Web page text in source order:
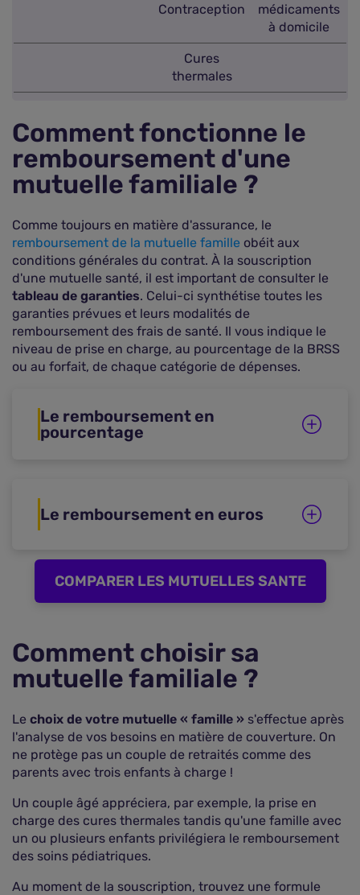
Contraception
médicaments
à domicile
Cures
thermales
Comment fonctionne le
remboursement d'une
mutuelle familiale ?
Comme toujours en matière d'assurance, le
remboursement de la mutuelle famille obéit aux
conditions générales du contrat. À la souscription
d'une mutuelle santé, il est important de consulter le
tableau de garanties. Celui-ci synthétise toutes les
garanties prévues et leurs modalités de
remboursement des frais de santé. Il vous indique le
niveau de prise en charge, au pourcentage de la BRSS
ou au forfait, de chaque catégorie de dépenses.
Le remboursement en
pourcentage
Le remboursement en euros
COMPARER LES MUTUELLES SANTE
Comment choisir sa
mutuelle familiale ?
Le choix de votre mutuelle « famille » s'effectue après
l'analyse de vos besoins en matière de couverture. On
ne protège pas un couple de retraités comme des
parents avec trois enfants à charge !
Un couple âgé appréciera, par exemple, la prise en
charge des cures thermales tandis qu'une famille avec
un ou plusieurs enfants privilégiera le remboursement
des soins pédiatriques.
Au moment de la souscription, trouvez une formule